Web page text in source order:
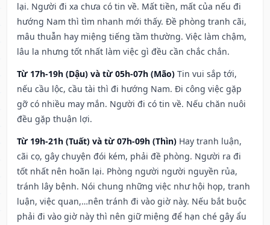
lại. Người đi xa chưa có tin về. Mất tiền, mất của nếu đi
hướng Nam thì tìm nhanh mới thấy. Đề phòng tranh cãi,
mâu thuẫn hay miệng tiếng tầm thường. Việc làm chậm,
lâu la nhưng tốt nhất làm việc gì đều cần chắc chắn.
Từ 17h-19h (Dậu) và từ 05h-07h (Mão) Tin vui sắp tới,
nếu cầu lộc, cầu tài thì đi hướng Nam. Đi công việc gặp
gỡ có nhiều may mắn. Người đi có tin về. Nếu chăn nuôi
đều gặp thuận lợi.
Từ 19h-21h (Tuất) và từ 07h-09h (Thìn) Hay tranh luận,
cãi cọ, gây chuyện đói kém, phải đề phòng. Người ra đi
tốt nhất nên hoãn lại. Phòng người người nguyền rủa,
tránh lây bệnh. Nói chung những việc như hội họp, tranh
luận, việc quan,…nên tránh đi vào giờ này. Nếu bắt buộc
phải đi vào giờ này thì nên giữ miệng để hạn ché gây ẩu